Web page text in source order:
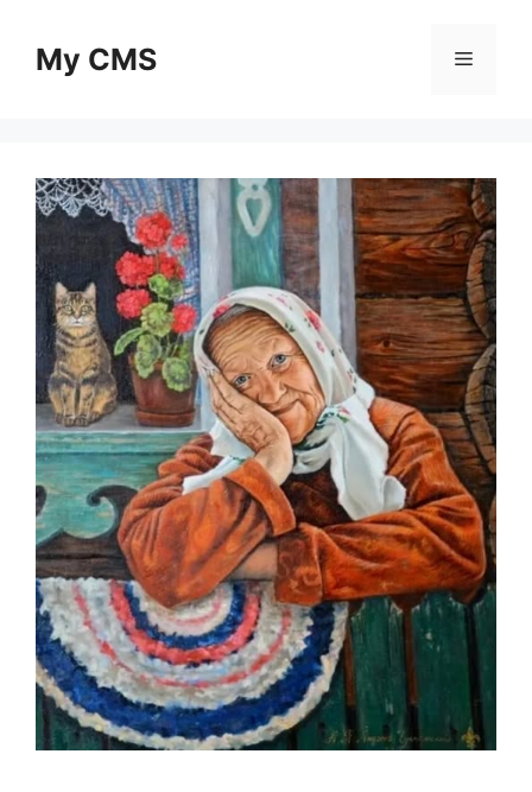
contentMy CMS Menu